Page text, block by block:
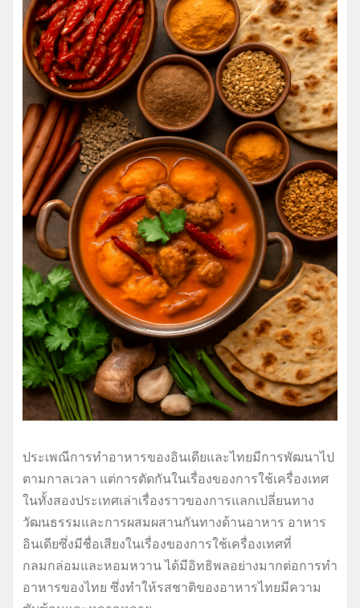
ประเพณีการทำอาหารของอินเดียและไทยมีการพัฒนาไป
ตามกาลเวลา แต่การตัดกันในเรื่องของการใช้เครื่องเทศ
ในทั้งสองประเทศเล่าเรื่องราวของการแลกเปลี่ยนทาง
วัฒนธรรมและการผสมผสานกันทางด้านอาหาร อาหาร
อินเดียซึ่งมีชื่อเสียงในเรื่องของการใช้เครื่องเทศที่
กลมกล่อมและหอมหวาน ได้มีอิทธิพลอย่างมากต่อการทำ
อาหารของไทย ซึ่งทำให้รสชาติของอาหารไทยมีความ